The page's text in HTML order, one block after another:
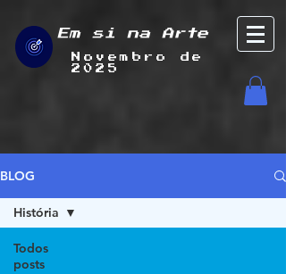
Em si na Arte
Novembro de
2025
BLOG
Todos
posts
História